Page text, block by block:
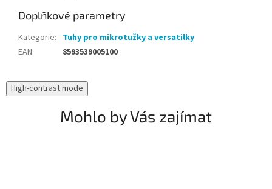
Doplňkové parametry
Kategorie: Tuhy pro mikrotužky a versatilky
EAN: 8593539005100
High-contrast mode
Mohlo by Vás zajímat